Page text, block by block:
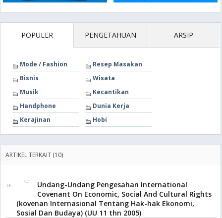
POPULER PENGETAHUAN ARSIP
Mode / Fashion
Resep Masakan
Bisnis
Wisata
Musik
Kecantikan
Handphone
Dunia Kerja
Kerajinan
Hobi
ARTIKEL TERKAIT (10)
Undang-Undang Pengesahan International
Covenant On Economic, Social And Cultural Rights
(kovenan Internasional Tentang Hak-hak Ekonomi,
Sosial Dan Budaya) (UU 11 thn 2005)